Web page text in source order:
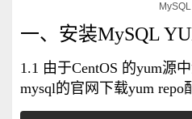
MySQL
一、安装MySQL
1.1 由于CentOS 的yum源
mysql的官网下载yum repo